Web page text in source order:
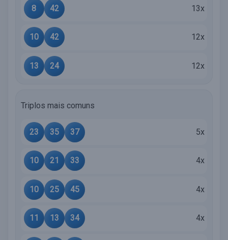
8 42 13x
10 42 12x
13 24 12x
Triplos mais comuns
23 35 37 5x
10 21 33 4x
10 25 45 4x
11 13 34 4x